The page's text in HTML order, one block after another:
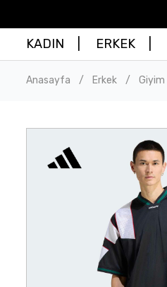
KADIN ERKEK
Anasayfa / Erkek / Giyim